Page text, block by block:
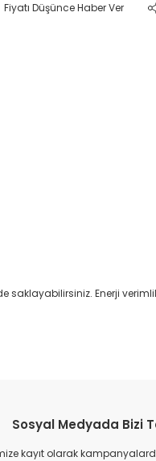
Fiyatı Düşünce Haber Ver
saklayabilirsiniz. Enerji
Sosyal Medyada Bizi
kayıt olarak